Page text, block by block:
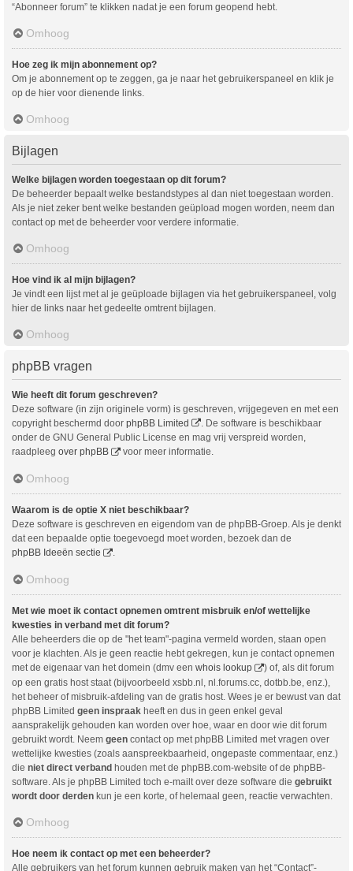
“Abonneer forum” te klikken nadat je een forum geopend hebt.
Omhoog
Hoe zeg ik mijn abonnement op?
Om je abonnement op te zeggen, ga je naar het gebruikerspaneel en klik je
op de hier voor dienende links.
Omhoog
Bijlagen
Welke bijlagen worden toegestaan op dit forum?
De beheerder bepaalt welke bestandstypes al dan niet toegestaan worden.
Als je niet zeker bent welke bestanden geüpload mogen worden, neem dan
contact op met de beheerder voor verdere informatie.
Omhoog
Hoe vind ik al mijn bijlagen?
Je vindt een lijst met al je geüploade bijlagen via het gebruikerspaneel, volg
hier de links naar het gedeelte omtrent bijlagen.
Omhoog
phpBB vragen
Wie heeft dit forum geschreven?
Deze software (in zijn originele vorm) is geschreven, vrijgegeven en met een
copyright beschermd door phpBB Limited
. De software is beschikbaar
onder de GNU General Public License en mag vrij verspreid worden,
raadpleeg over phpBB voor meer informatie.
Omhoog
Waarom is de optie X niet beschikbaar?
Deze software is geschreven en eigendom van de phpBB-Groep. Als je denkt
dat een bepaalde optie toegevoegd moet worden, bezoek dan de
phpBB Ideeën sectie
.
Omhoog
Met wie moet ik contact opnemen omtrent misbruik en/of wettelijke
kwesties in verband met dit forum?
Alle beheerders die op de "het team"-pagina vermeld worden, staan open
voor je klachten. Als je geen reactie hebt gekregen, kun je contact opnemen
met de eigenaar van het domein (dmv een whois lookup
) of, als dit forum
op een gratis host staat (bijvoorbeeld xsbb.nl, nl.forums.cc, dotbb.be, enz.),
het beheer of misbruik-afdeling van de gratis host. Wees je er bewust van dat
phpBB Limited geen inspraak heeft en dus in geen enkel geval
aansprakelijk gehouden kan worden over hoe, waar en door wie dit forum
gebruikt wordt. Neem geen contact op met phpBB Limited met vragen over
wettelijke kwesties (zoals aanspreekbaarheid, ongepaste commentaar, enz.)
die niet direct verband houden met de phpBB.com-website of de phpBB-
software. Als je phpBB Limited toch e-mailt over deze software die gebruikt
wordt door derden kun je een korte, of helemaal geen, reactie verwachten.
Omhoog
Hoe neem ik contact op met een beheerder?
Alle gebruikers van het forum kunnen gebruik maken van het “Contact”-